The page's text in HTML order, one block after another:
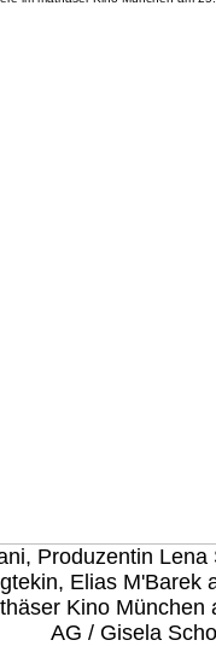
Produzentin
Elias M'Barek
Kino
AG / Gisela